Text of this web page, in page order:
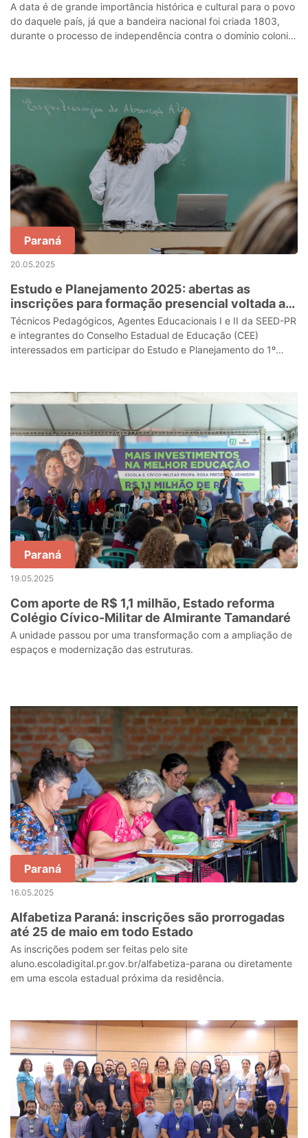
A data é de grande importância histórica e cultural para o povo
do daquele país, já que a bandeira nacional foi criada 1803,
durante o processo de independência contra o domínio colonial
Paraná
20.05.2025
Estudo e Planejamento 2025: abertas as
inscrições para formação presencial voltada a
técnicos e agentes educacionais
Técnicos Pedagógicos, Agentes Educacionais I e II da SEED-PR
e integrantes do Conselho Estadual de Educação (CEE)
interessados em participar do Estudo e Planejamento do 1º
Paraná
19.05.2025
Com aporte de R$ 1,1 milhão, Estado reforma
Colégio Cívico-Militar de Almirante Tamandaré
A unidade passou por uma transformação com a ampliação de
espaços e modernização das estruturas.
Paraná
16.05.2025
Alfabetiza Paraná: inscrições são prorrogadas
até 25 de maio em todo Estado
As inscrições podem ser feitas pelo site
aluno.escoladigital.pr.gov.br/alfabetiza-parana ou diretamente
em uma escola estadual próxima da residência.